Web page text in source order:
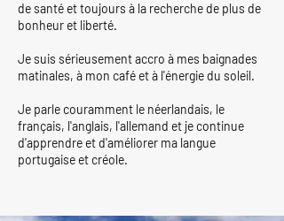
de santé et toujours à la recherche de plus de
bonheur et liberté.
Je suis sérieusement accro à mes baignades
matinales, à mon café et à l'énergie du soleil.
Je parle couramment le néerlandais, le
français, l'anglais, l'allemand et je continue
d'apprendre et d'améliorer ma langue
portugaise et créole.